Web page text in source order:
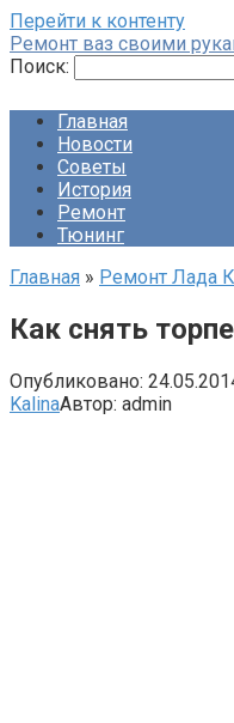
Перейти к контенту
Ремонт ваз своими
Поиск:
Главная
Новости
Советы
История
Ремонт
Тюнинг
Главная » Ремонт Лада
Как снять
Опубликовано:
KalinaАвтор: admin